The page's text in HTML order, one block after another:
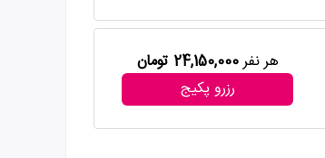
هر نفر24,150,000 تومان
رزرو پکیج